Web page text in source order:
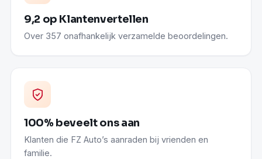
9,2 op Klantenvertellen
Over 357 onafhankelijk verzamelde beoordelingen.
100% beveelt ons aan
Klanten die FZ Auto’s aanraden bij vrienden en
familie.